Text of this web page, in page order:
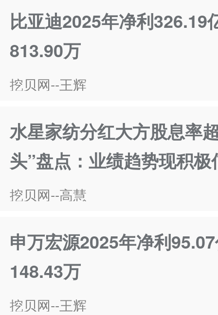
比亚迪2025年净利326.19
813.90万
挖贝网--王辉
水星家纺分红大方股息率
头”盘点：业绩趋势现积极
挖贝网--高慧
申万宏源2025年净利
148.43万
挖贝网--王辉